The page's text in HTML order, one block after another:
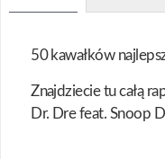
50 kawałków
Znajdziecie tu całą
Dr. Dre feat. Snoop